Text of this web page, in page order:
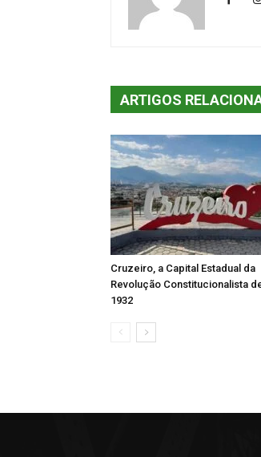
ARTIGOS
Cruzeiro, a Capital Estadual da
Revolução Constitucionalista
1932